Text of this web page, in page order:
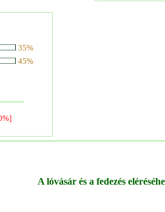
35%
45%
A lóvásár és a fedezés